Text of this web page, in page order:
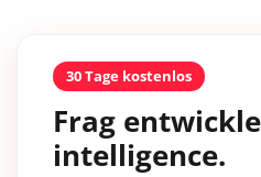
30 Tage kostenlos
Frag
intelligence.